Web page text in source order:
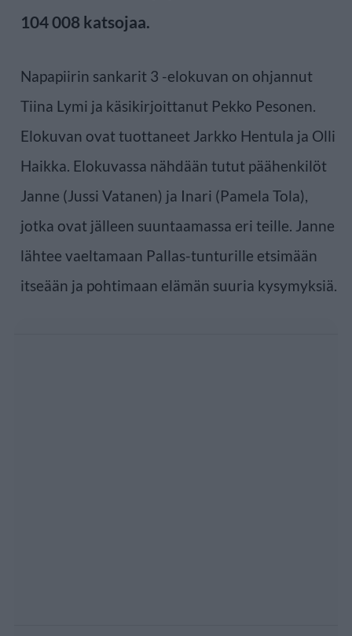
104 008 katsojaa.
Napapiirin sankarit 3 -elokuvan on ohjannut
Tiina Lymi ja käsikirjoittanut Pekko Pesonen.
Elokuvan ovat tuottaneet Jarkko Hentula ja Olli
Haikka. Elokuvassa nähdään tutut päähenkilöt
Janne (Jussi Vatanen) ja Inari (Pamela Tola),
jotka ovat jälleen suuntaamassa eri teille. Janne
lähtee vaeltamaan Pallas-tunturille etsimään
itseään ja pohtimaan elämän suuria kysymyksiä.